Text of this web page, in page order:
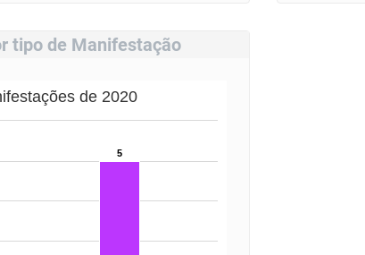
tipo de Manifestação
de 2020
5